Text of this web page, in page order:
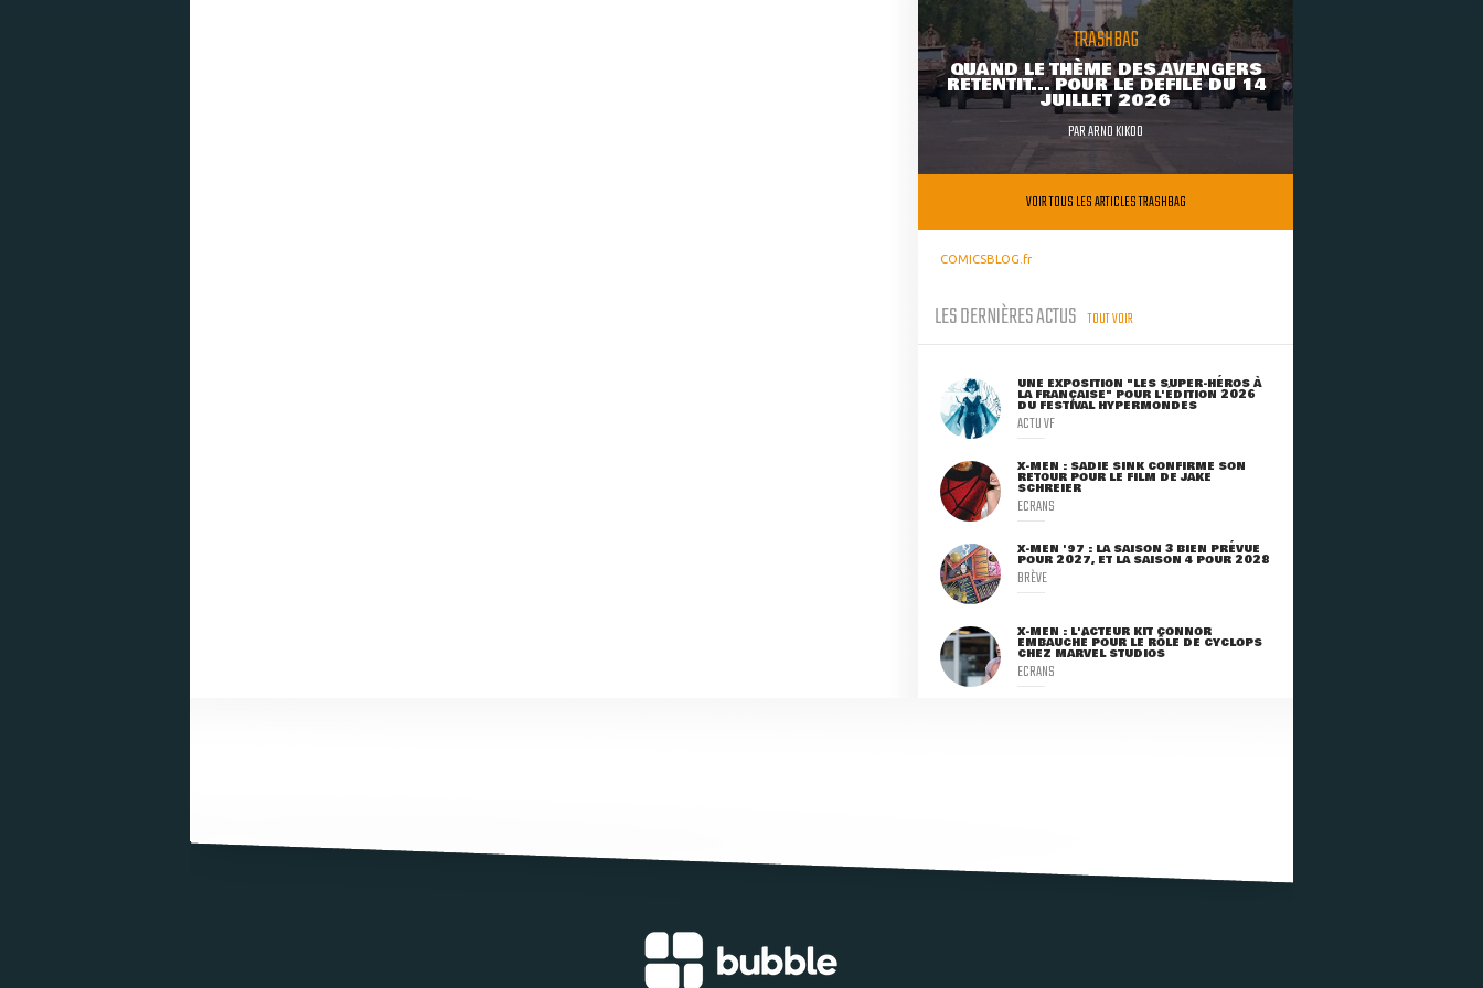
TRASHBAG
QUAND LE THÈME DES AVENGERS
RETENTIT... POUR LE DÉFILÉ DU 14
JUILLET 2026
PARARNO KIKOO
VOIR TOUS LES ARTICLES TRASHBAG
COMICSBLOG.fr
LES DERNIÈRES ACTUS TOUT VOIR
UNE EXPOSITION "LES SUPER-HÉROS À
LA FRANÇAISE" POUR L'ÉDITION 2026
DU FESTIVAL HYPERMONDES
ACTU VF
X-MEN : SADIE SINK CONFIRME SON
RETOUR POUR LE FILM DE JAKE
SCHREIER
ECRANS
X-MEN '97 : LA SAISON 3 BIEN PRÉVUE
POUR 2027, ET LA SAISON 4 POUR 2028
BRÈVE
X-MEN : L'ACTEUR KIT CONNOR
EMBAUCHÉ POUR LE RÔLE DE CYCLOPS
CHEZ MARVEL STUDIOS
ECRANS